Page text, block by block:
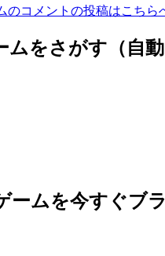
のコメントの投稿はこちら
をさがす（自動
ームを今すぐブ